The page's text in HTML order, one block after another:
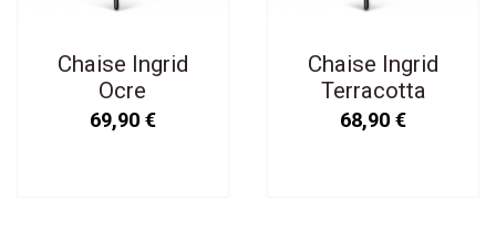
Chaise Ingrid
Ocre
69,90 €
Chaise Ingrid
Terracotta
68,90 €